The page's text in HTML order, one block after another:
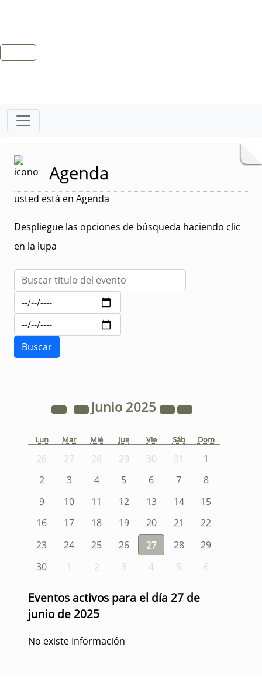
Agenda
usted está en Agenda
Despliegue las opciones de búsqueda haciendo clic
en la lupa
Junio 2025
Lun Mar Mié Jue Vie Sáb Dom
26 27 28 29 30 31
1
2
3 4 5 6 7
8
9
10 11 12 13 14
15
16
17 18 19 20 21
22
23
24 25 26 27 28
29
30
1 2 3 4 5 6
Eventos activos para el día 27 de
junio de 2025
No existe Información